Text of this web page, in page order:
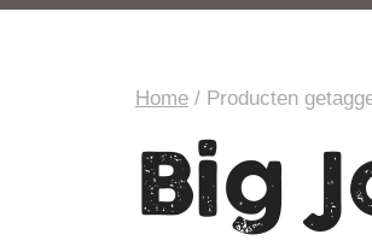
Home / Producten
Big